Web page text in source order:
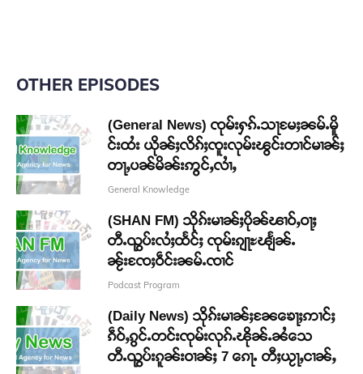
OTHER EPISODES
(General News) ၸုမ်းႁၵ်ႉသႃမႄႈၼမ်ႉမိူ
င်းထႆး ယိုၼ်ႈလိၵ်ႈၸူးလုမ်းၽွင်းတၢင်မၢၼ်ႈ
တႃႇပၼ်မိၼ်းဢွင်ႇလၢႆႇ
General Knowledge
(SHAN FM) သိုၵ်းမၢၼ်ႈပိုၼ်ၽၢဝ်ႇဝႃႈ
တီႉၺွပ်းလႆႈထႅင်ႈ ၸုမ်းၵျႃႊၽျႅၼ်ႉ
ၼႂ်းၸႄႈဝဵင်းၼမ်ႉၸၢင်
Podcast Program
(Daily News) သိုၵ်းမၢၼ်ႈၼႄၶေႃႈဢၢင်ႈ
ၵဵဝ်ႇၵွင်ႉတင်းၸုမ်းလုၵ်ႉၽိုၼ်ႉၼႆသေ
တီႉၺွပ်းၵူၼ်းဝၢၼ်ႈ 7 ၵေႃႉ တီႈယႂႃႇငၢၼ်ႇ